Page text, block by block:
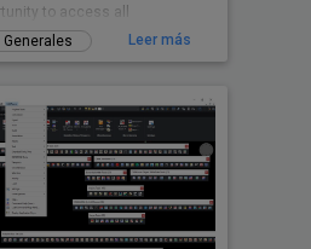
to access all
Leer más